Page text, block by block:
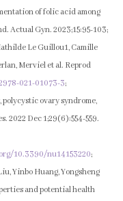
of folic acid among
Actual Gyn. 2023;15:95-103;
Le Guillou1, Camille
Merviel et al. Reprod
021-01073-3;
polycystic ovary syndrome,
2022 Dec 1;29(6):554-559.
10.3390/nu14153220;
Yinbo Huang, Yongsheng
and potential health